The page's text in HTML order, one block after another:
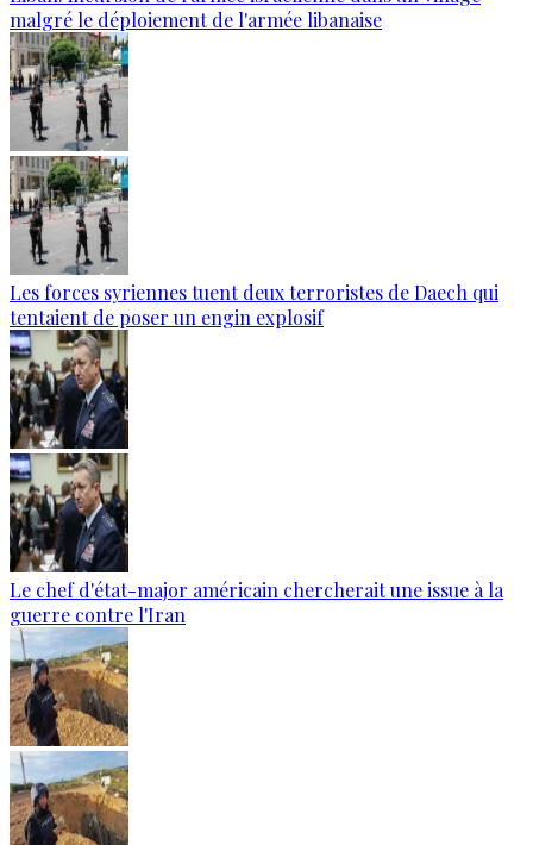
malgré le déploiement de l'armée libanaise
Les forces syriennes tuent deux terroristes de Daech qui
tentaient de poser un engin explosif
Le chef d'état-major américain chercherait une issue à la
guerre contre l'Iran